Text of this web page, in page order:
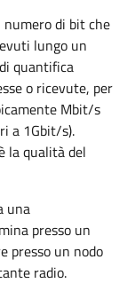
numero di bit che
lungo un
quantifica
o ricevute, per
Mbit/s
a 1Gbit/s).
la qualità del
una
presso un
presso un nodo
radio.